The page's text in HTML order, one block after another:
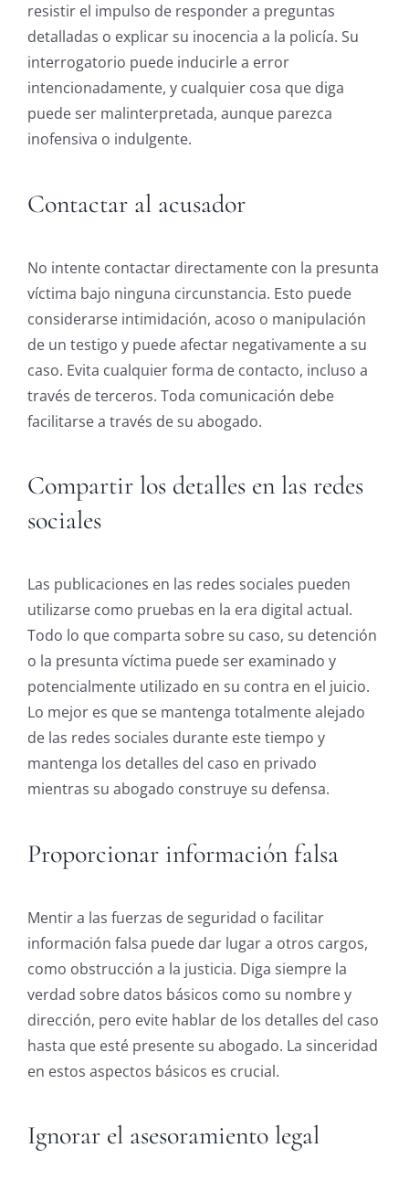
resistir el impulso de responder a preguntas
detalladas o explicar su inocencia a la policía. Su
interrogatorio puede inducirle a error
intencionadamente, y cualquier cosa que diga
puede ser malinterpretada, aunque parezca
inofensiva o indulgente.
Contactar al acusador
No intente contactar directamente con la presunta
víctima bajo ninguna circunstancia. Esto puede
considerarse intimidación, acoso o manipulación
de un testigo y puede afectar negativamente a su
caso. Evita cualquier forma de contacto, incluso a
través de terceros. Toda comunicación debe
facilitarse a través de su abogado.
Compartir los detalles en las redes
sociales
Las publicaciones en las redes sociales pueden
utilizarse como pruebas en la era digital actual.
Todo lo que comparta sobre su caso, su detención
o la presunta víctima puede ser examinado y
potencialmente utilizado en su contra en el juicio.
Lo mejor es que se mantenga totalmente alejado
de las redes sociales durante este tiempo y
mantenga los detalles del caso en privado
mientras su abogado construye su defensa.
Proporcionar información falsa
Mentir a las fuerzas de seguridad o facilitar
información falsa puede dar lugar a otros cargos,
como obstrucción a la justicia. Diga siempre la
verdad sobre datos básicos como su nombre y
dirección, pero evite hablar de los detalles del caso
hasta que esté presente su abogado. La sinceridad
en estos aspectos básicos es crucial.
Ignorar el asesoramiento legal